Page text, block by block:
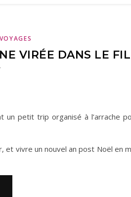
VOYAGES
VIRÉE DANS LE
petit trip organisé à l’arrache
et vivre un nouvel an post Noël en